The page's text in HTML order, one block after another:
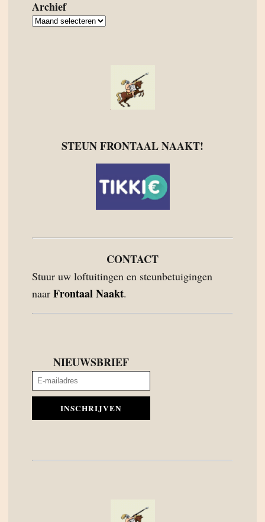
Archief
Archief
STEUN FRONTAAL NAAKT!
CONTACT
Stuur uw loftuitingen en steunbetuigingen
naar Frontaal Naakt.
NIEUWSBRIEF
INSCHRIJVEN